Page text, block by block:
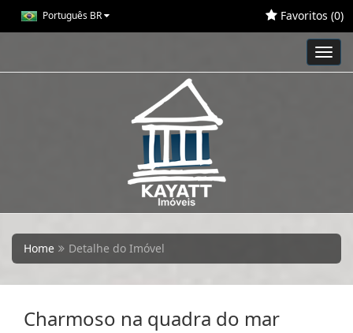
Português BR Favoritos (0)
Home Detalhe do Imóvel
Charmoso na quadra do mar